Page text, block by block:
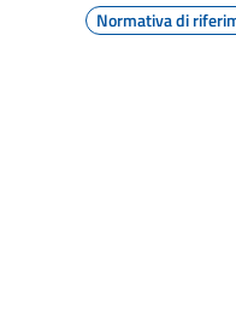
Normativa di